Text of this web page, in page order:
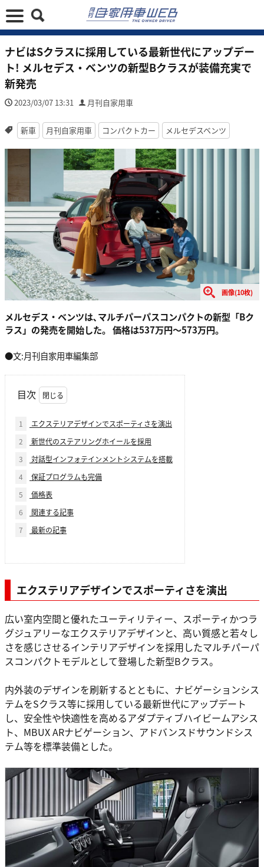
ナビはSクラスに採用している最新世代にアップデー
ト! メルセデス・ベンツの新型Bクラスが装備充実で
新発売
2023/03/07 13:31 月刊自家用車
新車 月刊自家用車 コンパクトカー メルセデスベンツ
画像(10枚)
メルセデス・ベンツは､マルチパーパスコンパクトの新型「Bク
ラス」の発売を開始した。 価格は537万円〜573万円。
●文:月刊自家用車編集部
目次
1
エクステリアデザインでスポーティさを演出
2
新世代のステアリングホイールを採用
3
対話型インフォテインメントシステムを搭載
4
保証プログラムも完備
5
価格表
6
関連する記事
7
最新の記事
エクステリアデザインでスポーティさを演出
広い室内空間と優れたユーティリティー、スポーティかつラ
グジュアリーなエクステリアデザインと、高い質感と若々し
さを感じさせるインテリアデザインを採用したマルチパーパ
スコンパクトモデルとして登場した新型Bクラス。
内外装のデザインを刷新するとともに、ナビゲーションシス
テムをSクラス等に採用している最新世代にアップデート
し、安全性や快適性を高めるアダプティブハイビームアシス
ト、MBUX ARナビゲーション、アドバンスドサウンドシス
テム等を標準装備とした。